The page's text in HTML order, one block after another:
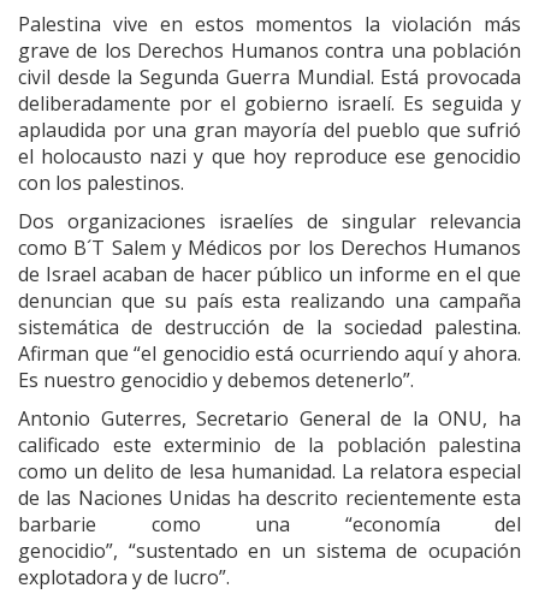
Palestina vive en estos momentos la violación más
grave de los Derechos Humanos contra una población
civil desde la Segunda Guerra Mundial. Está provocada
deliberadamente por el gobierno israelí. Es seguida y
aplaudida por una gran mayoría del pueblo que sufrió
el holocausto nazi y que hoy reproduce ese genocidio
con los palestinos.
Dos organizaciones israelíes de singular relevancia
como B´T Salem y Médicos por los Derechos Humanos
de Israel acaban de hacer público un informe en el que
denuncian que su país esta realizando una campaña
sistemática de destrucción de la sociedad palestina.
Afirman que “el genocidio está ocurriendo aquí y ahora.
Es nuestro genocidio y debemos detenerlo”.
Antonio Guterres, Secretario General de la ONU, ha
calificado este exterminio de la población palestina
como un delito de lesa humanidad. La relatora especial
de las Naciones Unidas ha descrito recientemente esta
barbarie como una “economía del
genocidio”, “sustentado en un sistema de ocupación
explotadora y de lucro”.